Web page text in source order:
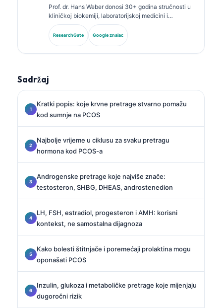
Prof. dr. Hans Weber donosi 30+ godina stručnosti u
kliničkoj biokemiji, laboratorijskoj medicini i
istraživanju biomarkera. Bivši predsjednik Njemačkog
društva za kliničku kemiju, specijalizirao se za
analizu dijagnostičkih panela, standardizaciju
ResearchGate Google znalac
Sadržaj
Kratki popis: koje krvne pretrage stvarno pomažu
kod sumnje na PCOS
Najbolje vrijeme u ciklusu za svaku pretragu
hormona kod PCOS-a
Androgenske pretrage koje najviše znače:
testosteron, SHBG, DHEAS, androstenedion
LH, FSH, estradiol, progesteron i AMH: korisni
kontekst, ne samostalna dijagnoza
Kako bolesti štitnjače i poremećaji prolaktina mogu
oponašati PCOS
Inzulin, glukoza i metaboličke pretrage koje mijenjaju
dugoročni rizik